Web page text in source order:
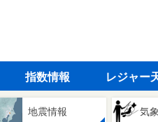
指数情報 レジャー
地震情報 気